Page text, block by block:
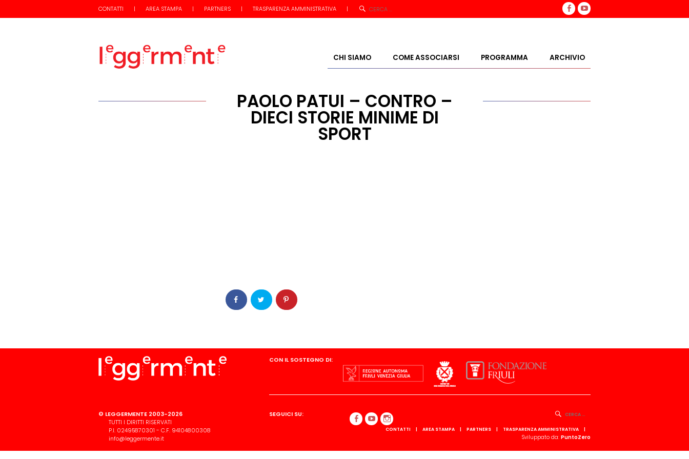
CONTATTI AREA STAMPA PARTNERS TRASPARENZA AMMINISTRATIVA
CHI SIAMO COME ASSOCIARSI PROGRAMMA ARCHIVIO
PAOLO PATUI – CONTRO –
DIECI STORIE MINIME DI
SPORT
CON IL SOSTEGNO DI:
© LEGGERMENTE 2003-2026
TUTTI I DIRITTI RISERVATI
P.I. 02495870301 - C.F. 94104800308
info@leggermente.it
SEGUICI SU:
CONTATTI AREA STAMPA PARTNERS TRASPARENZA AMMINISTRATIVA
Sviluppato da: PuntoZero